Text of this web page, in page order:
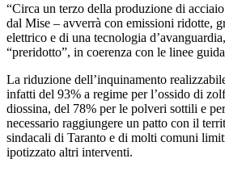
“Circa un terzo della produzione di
dal Mise – avverrà con emissioni ridotte,
elettrico e di una tecnologia
“preridotto”, in coerenza con le linee
La riduzione dell’inquinamento
infatti del 93% a regime per l’ossido di
diossina, del 78% per le polveri sottili e
necessario raggiungere un patto con il
sindacali di Taranto e di molti comuni
ipotizzato altri interventi.